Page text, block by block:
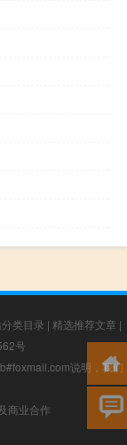
类目录 | 精选推荐文章 |
号
说明，我们
商业合作